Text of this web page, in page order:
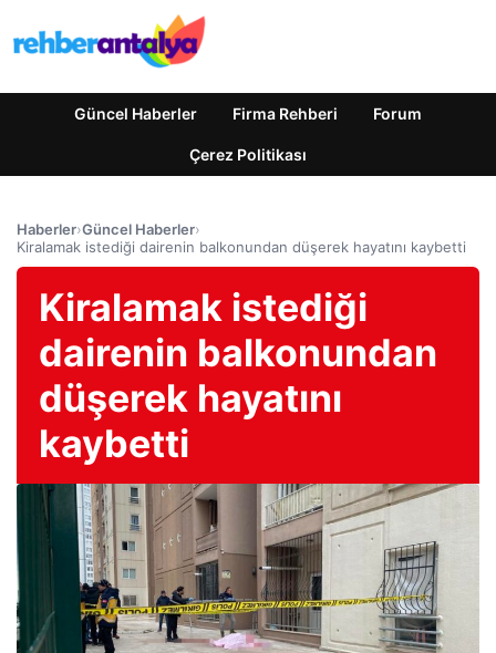
Güncel Haberler Firma Rehberi Forum
Çerez Politikası
Haberler›Güncel Haberler›
Kiralamak istediği dairenin balkonundan düşerek hayatını kaybetti
Kiralamak istediği
dairenin balkonundan
düşerek hayatını
kaybetti